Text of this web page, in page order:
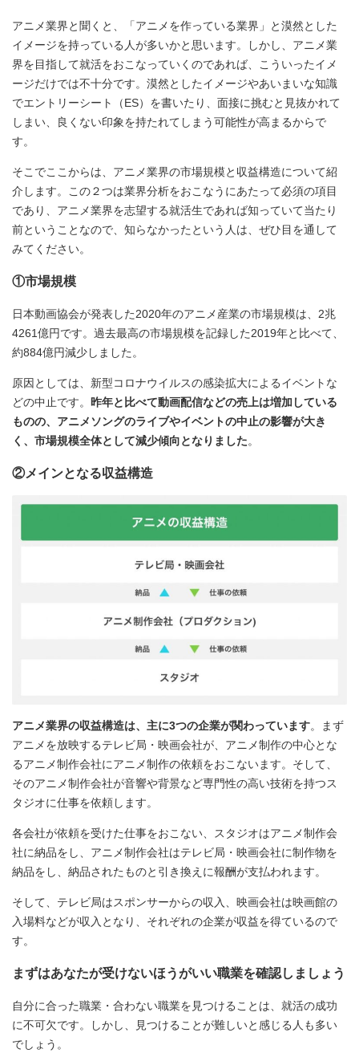
アニメ業界と聞くと、「アニメを作っている業界」と漠然とした
イメージを持っている人が多いかと思います。しかし、アニメ業
界を目指して就活をおこなっていくのであれば、こういったイメ
ージだけでは不十分です。漠然としたイメージやあいまいな知識
でエントリーシート（ES）を書いたり、面接に挑むと見抜かれて
しまい、良くない印象を持たれてしまう可能性が高まるからで
す。
そこでここからは、アニメ業界の市場規模と収益構造について紹
介します。この２つは業界分析をおこなうにあたって必須の項目
であり、アニメ業界を志望する就活生であれば知っていて当たり
前ということなので、知らなかったという人は、ぜひ目を通して
みてください。
①市場規模
日本動画協会が発表した2020年のアニメ産業の市場規模は、2兆
4261億円です。過去最高の市場規模を記録した2019年と比べて、
約884億円減少しました。
原因としては、新型コロナウイルスの感染拡大によるイベントな
どの中止です。 昨年と比べて動画配信などの売上は増加している
ものの、アニメソングのライブやイベントの中止の影響が大き
く、市場規模全体として減少傾向となりました。
②メインとなる収益構造
アニメ業界の収益構造は、主に3つの企業が関わっています。まず
アニメを放映するテレビ局・映画会社が、アニメ制作の中心とな
るアニメ制作会社にアニメ制作の依頼をおこないます。そして、
そのアニメ制作会社が音響や背景など専門性の高い技術を持つス
タジオに仕事を依頼します。
各会社が依頼を受けた仕事をおこない、スタジオはアニメ制作会
社に納品をし、アニメ制作会社はテレビ局・映画会社に制作物を
納品をし、納品されたものと引き換えに報酬が支払われます。
そして、テレビ局はスポンサーからの収入、映画会社は映画館の
入場料などが収入となり、それぞれの企業が収益を得ているので
す。
まずはあなたが受けないほうがいい職業を確認しましょう
自分に合った職業・合わない職業を見つけることは、就活の成功
に不可欠です。しかし、見つけることが難しいと感じる人も多い
でしょう。